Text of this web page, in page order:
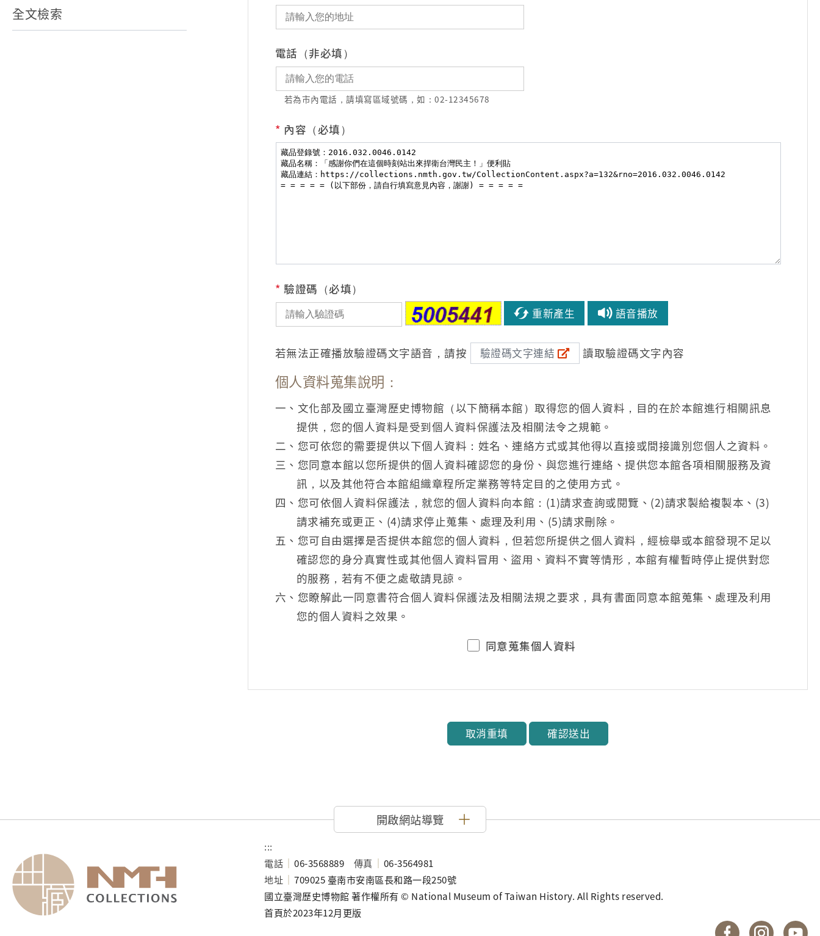
全文檢索
電話（非必填）
若為市內電話，請填寫區域號碼，如：02-12345678
* 內容（必填）
* 驗證碼（必填）
重新產生 語音播放
若無法正確播放驗證碼文字語音，請按 驗證碼文字連結 讀取驗證碼文字內容
個人資料蒐集說明：
一、文化部及國立臺灣歷史博物館（以下簡稱本館）取得您的個人資料，目的在於本館進行相關訊息
提供，您的個人資料是受到個人資料保護法及相關法令之規範。
二、您可依您的需要提供以下個人資料：姓名、連絡方式或其他得以直接或間接識別您個人之資料。
三、您同意本館以您所提供的個人資料確認您的身份、與您進行連絡、提供您本館各項相關服務及資
訊，以及其他符合本館組織章程所定業務等特定目的之使用方式。
四、您可依個人資料保護法，就您的個人資料向本館：(1)請求查詢或閱覽、(2)請求製給複製本、(3)
請求補充或更正、(4)請求停止蒐集、處理及利用、(5)請求刪除。
五、您可自由選擇是否提供本館您的個人資料，但若您所提供之個人資料，經檢舉或本館發現不足以
確認您的身分真實性或其他個人資料冒用、盜用、資料不實等情形，本館有權暫時停止提供對您
的服務，若有不便之處敬請見諒。
六、您瞭解此一同意書符合個人資料保護法及相關法規之要求，具有書面同意本館蒐集、處理及利用
您的個人資料之效果。
同意蒐集個人資料
取消重填 確認送出
開啟網站導覽
:::
電話
06-3568889 傳真
06-3564981
地址
709025 臺南市安南區長和路一段250號
國立臺灣歷史博物館 著作權所有 © National Museum of Taiwan History. All Rights reserved.
首頁於2023年12月更版
國立臺灣歷史博
國立臺灣